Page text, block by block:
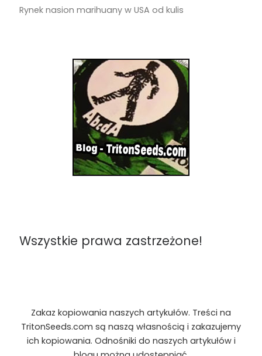
Rynek nasion marihuany w USA od kulis
Wszystkie prawa zastrzeżone!
Zakaz kopiowania naszych artykułów. Treści na
TritonSeeds.com są naszą własnością i zakazujemy
ich kopiowania. Odnośniki do naszych artykułów i